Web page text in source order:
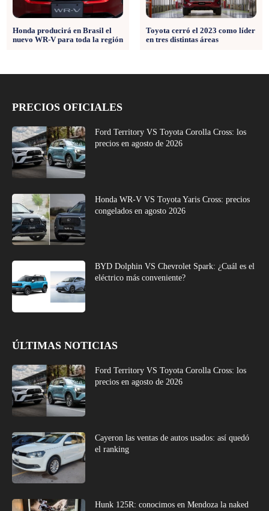
Honda producirá en Brasil el
nuevo WR-V para toda la región
Toyota cerró el 2023 como líder
en tres distintas áreas
PRECIOS OFICIALES
Ford Territory VS Toyota Corolla Cross: los
precios en agosto de 2026
Honda WR-V VS Toyota Yaris Cross: precios
congelados en agosto 2026
BYD Dolphin VS Chevrolet Spark: ¿Cuál es el
eléctrico más conveniente?
ÚLTIMAS NOTICIAS
Ford Territory VS Toyota Corolla Cross: los
precios en agosto de 2026
Cayeron las ventas de autos usados: así quedó
el ranking
Hunk 125R: conocimos en Mendoza la naked